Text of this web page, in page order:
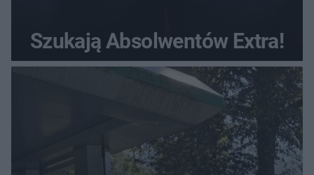
Szukają Absolwentów Extra!